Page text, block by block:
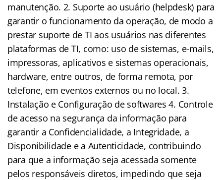
manutenção. 2. Suporte ao usuário (helpdesk) para
garantir o funcionamento da operação, de modo a
prestar suporte de TI aos usuários nas diferentes
plataformas de TI, como: uso de sistemas, e-mails,
impressoras, aplicativos e sistemas operacionais,
hardware, entre outros, de forma remota, por
telefone, em eventos externos ou no local. 3.
Instalação e Configuração de softwares 4. Controle
de acesso na segurança da informação para
garantir a Confidencialidade, a Integridade, a
Disponibilidade e a Autenticidade, contribuindo
para que a informação seja acessada somente
pelos responsáveis diretos, impedindo que seja